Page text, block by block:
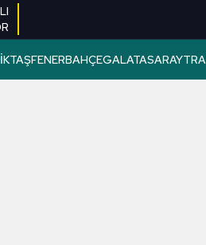
FENERBAHÇEGALATASARAY